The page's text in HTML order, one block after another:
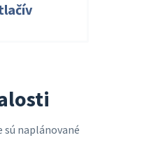
sú naplánované